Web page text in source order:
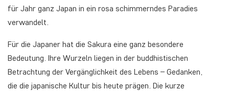
für Jahr ganz Japan in ein rosa schimmerndes Paradies
verwandelt.
Für die Japaner hat die Sakura eine ganz besondere
Bedeutung. Ihre Wurzeln liegen in der buddhistischen
Betrachtung der Vergänglichkeit des Lebens – Gedanken,
die die japanische Kultur bis heute prägen. Die kurze